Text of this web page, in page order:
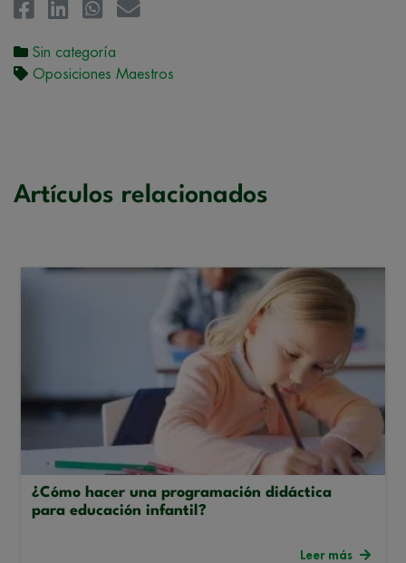
Sin categoría
Oposiciones Maestros
Artículos relacionados
¿Cómo hacer una programación didáctica
para educación infantil?
Leer más